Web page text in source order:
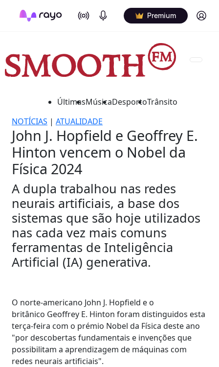
On Air Podcasts Premium Log in
ÚltimasMúsicaDesportoTrânsito
NOTÍCIAS | ATUALIDADE
John J. Hopfield e Geoffrey E.
Hinton vencem o Nobel da
Física 2024
A dupla trabalhou nas redes
neurais artificiais, a base dos
sistemas que são hoje utilizados
nas cada vez mais comuns
ferramentas de Inteligência
Artificial (IA) generativa.
O norte-americano John J. Hopfield e o
britânico Geoffrey E. Hinton foram distinguidos esta
terça-feira com o prémio Nobel da Física deste ano
"por descobertas fundamentais e invenções que
possibilitam a aprendizagem de máquinas com
redes neurais artificiais".